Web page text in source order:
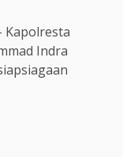
Kapolresta
Indra